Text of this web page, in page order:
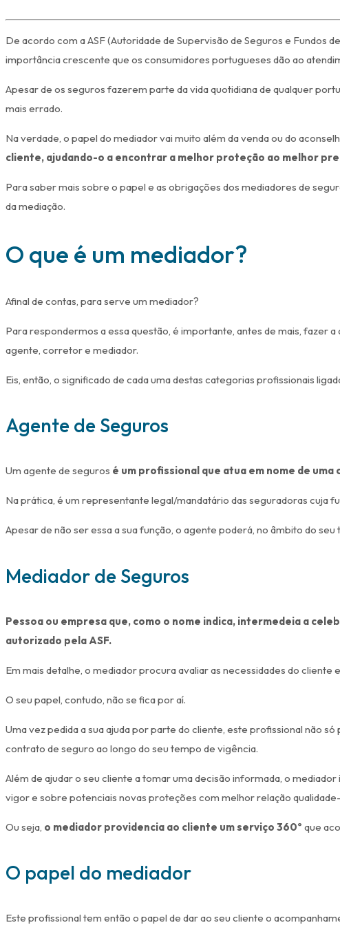
De acordo com a ASF (Autoridade de Supervisão de Seguros e Fundos
importância crescente que os consumidores portugueses dão ao
Apesar de os seguros fazerem parte da vida quotidiana de qualquer
mais errado.
Na verdade, o papel do mediador vai muito além da venda ou do
cliente, ajudando-o a encontrar a melhor proteção ao melhor
Para saber mais sobre o papel e as obrigações dos mediadores de
da mediação.
O que é um mediador?
Afinal de contas, para serve um mediador?
Para respondermos a essa questão, é importante, antes de mais, fazer
agente, corretor e mediador.
Eis, então, o significado de cada uma destas categorias profissionais
Agente de Seguros
Um agente de seguros é um profissional que atua em nome de
Na prática, é um representante legal/mandatário das seguradoras cuja
Apesar de não ser essa a sua função, o agente poderá, no âmbito do
Mediador de Seguros
Pessoa ou empresa que, como o nome indica, intermedeia a
autorizado pela ASF.
Em mais detalhe, o mediador procura avaliar as necessidades do
O seu papel, contudo, não se fica por aí.
Uma vez pedida a sua ajuda por parte do cliente, este profissional não
contrato de seguro ao longo do seu tempo de vigência.
Além de ajudar o seu cliente a tomar uma decisão informada, o
vigor e sobre potenciais novas proteções com melhor relação
Ou seja, o mediador providencia ao cliente um serviço 360º que
O papel do mediador
Este profissional tem então o papel de dar ao seu cliente o